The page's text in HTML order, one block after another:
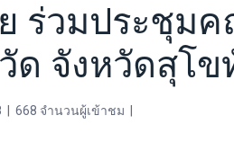
ร่วมประชุม
ด จังหวัดสุโ
668 จำนวนผู้เข้าชม